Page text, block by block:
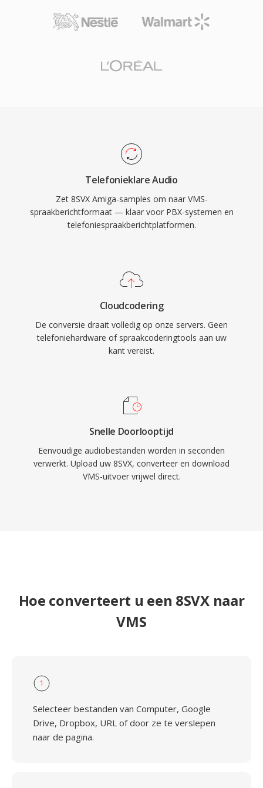
Telefonieklare Audio
Zet 8SVX Amiga-samples om naar VMS-
spraakberichtformaat — klaar voor PBX-systemen en
telefoniespraakberichtplatformen.
Cloudcodering
De conversie draait volledig op onze servers. Geen
telefoniehardware of spraakcoderingtools aan uw
kant vereist.
Snelle Doorlooptijd
Eenvoudige audiobestanden worden in seconden
verwerkt. Upload uw 8SVX, converteer en download
VMS-uitvoer vrijwel direct.
Hoe converteert u een 8SVX naar
VMS
1
Selecteer bestanden van Computer, Google
Drive, Dropbox, URL of door ze te verslepen
naar de pagina.